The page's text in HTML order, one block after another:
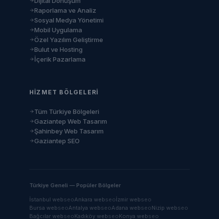
Raporlama ve Analiz
Sosyal Medya Yönetimi
Mobil Uygulama
Özel Yazılım Geliştirme
Bulut ve Hosting
İçerik Pazarlama
HIZMET BÖLGELERI
Tüm Türkiye Bölgeleri
Gaziantep Web Tasarım
Şahinbey Web Tasarım
Gaziantep SEO
Türkiye Geneli — Popüler Bölgeler
İstanbul webseoAnkara webseoİzmir webseo
Bursa webseoAntalya webseoAdana webseoNizip webseo
Bağcılar webseoKadıköy webseoKonya webseo